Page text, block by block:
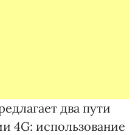
два пути
4G: использование